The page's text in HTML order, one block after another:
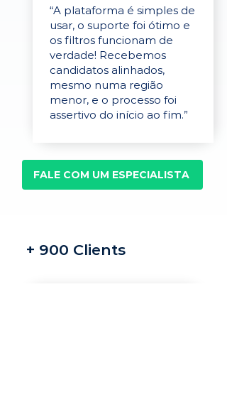
“A plataforma é simples de
usar, o suporte foi ótimo e
os filtros funcionam de
verdade! Recebemos
candidatos alinhados,
mesmo numa região
menor, e o processo foi
assertivo do início ao fim.”
FALE COM UM ESPECIALISTA
+ 900 Clients